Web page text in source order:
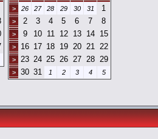
>
26 27 28 29 30 31 1
> 2 3 4 5 6 7 8
> 9 10 11 12 13 14 15
> 16 17 18 19 20 21 22
> 23 24 25 26 27 28 29
> 30 31 1 2 3 4 5